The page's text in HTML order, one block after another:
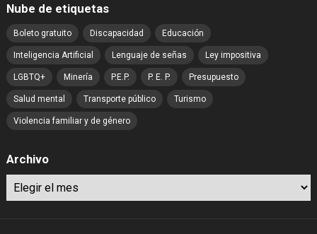
Nube de etiquetas
Boleto gratuito Discapacidad Educación
Inteligencia Artificial Lenguaje de señas Ley impositiva
LGBTQ+ Minería P.E.P. P. E. P. Presupuesto
Salud mental Transporte público Turismo
Violencia familiar y de género
Archivo
Archivo